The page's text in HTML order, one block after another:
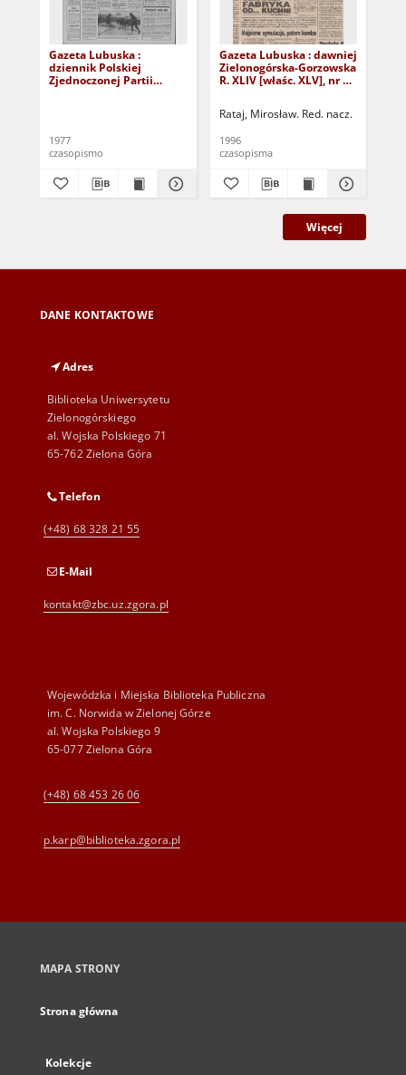
Gazeta Lubuska :
dziennik Polskiej
Zjednoczonej Partii
1977
czasopismo
Gazeta Lubuska : dawniej
Zielonogórska-Gorzowska
R. XLIV [właśc. XLV], nr 52
Rataj, Mirosław. Red. nacz.
1996
czasopisma
Więcej
DANE KONTAKTOWE
Adres
Biblioteka Uniwersytetu
Zielonogórskiego
al. Wojska Polskiego 71
65-762 Zielona Góra
Telefon
(+48) 68 328 21 55
E-Mail
kontakt@zbc.uz.zgora.pl
Wojewódzka i Miejska Biblioteka Publiczna
im. C. Norwida w Zielonej Górze
al. Wojska Polskiego 9
65-077 Zielona Góra
(+48) 68 453 26 06
p.karp@biblioteka.zgora.pl
MAPA STRONY
Strona główna
Kolekcje